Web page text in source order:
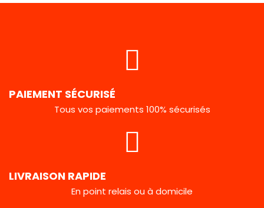
PAIEMENT SÉCURISÉ
Tous vos paiements 100% sécurisés
LIVRAISON RAPIDE
En point relais ou à domicile